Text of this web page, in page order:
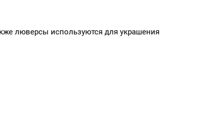
люверсы используются для украшения